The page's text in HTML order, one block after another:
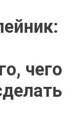
чего